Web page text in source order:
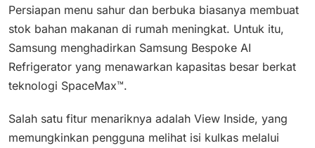
Persiapan menu sahur dan berbuka biasanya membuat
stok bahan makanan di rumah meningkat. Untuk itu,
Samsung menghadirkan Samsung Bespoke AI
Refrigerator yang menawarkan kapasitas besar berkat
teknologi SpaceMax™.
Salah satu fitur menariknya adalah View Inside, yang
memungkinkan pengguna melihat isi kulkas melalui